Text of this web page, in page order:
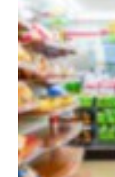
SAZO(사조)의 사용법, 자세히 보려면 여
구매대행사이트 추천! 일
Amazon(아마존) 특징 일본 최대 규모의 온라인 쇼핑몰인 아마존에서도
한국 화장품이 계속해서
품목 구성이 한국 화장품
발송이 많아 아마존 프라임
배송비가 저렴한 것이 가장
배송비 한 건의 주문 총액
많습니다. 프라임 회원은 무
아마존에서 한국 화장품 확
라쿠텐 시장 특징 라쿠텐 시장에서도 한국 화장품이 매년 늘어나고
있습니다.
아마존과 마찬가지로 일본
마라톤이나 라쿠텐 슈퍼 세
구매할 수 있는 경우가 많습
5. 현지 분위기: 나의 성향과 맞는 도시는? 도
삶". 인프라가 완벽하고 현
선택입니다. 오사카: "활기차고 정겨운 이웃". 사람들과 소통하기 좋아하고
에너지가 넘치는 환경을 원한다
"여유롭고 조용한 일상". 복
느긋하게 지내고 싶은 분들에게 추천합니다.
고즈넉한 사찰과 골목을 거
적합하지만, 넘치는 관광객
총평: 나에게 맞는 도시 찾기 현대적인 인프라와 다양한
중요하다면? ➡ 도쿄 사람 냄새 나는 시장과 맛있는 음식, 가성비가
중요하다면? ➡ 오사카 가장 저렴한 비용으로 여유로운 생활을 즐기고
싶다면? ➡ 후쿠오카 일본 특유의 전통적인 미학에 푹 빠지고 싶다면? ➡
교토
여러분의 일본 한달살기 드
댓글로 여러분의 계획이나
부엌'이라 불리던 상업 도
교류를 중시하는 상인 정신이 도시
차: 표준어 vs 관서벤(사투리) 도쿄: 표준어를 사용하며 어조가 부
정중합니다. 상대방과 일정
오사카: '관서벤(칸사이벤)'
강하고 리듬감이 있어 감정
예시 비교 도쿄: "そうですね (소데스네 / 그렇네요)" - 정중한 동의 오사카:
"そやな〜！ (소야나 / 그렇지~!)" - 친
방식 도쿄 사람: 타인에게 폐를 끼치지 않는 '메이와쿠(迷惑)' 문화를
최우선으로 합니다. 처음엔
신뢰는 깊고 오래갑니다.
오사카 사람: 개방적이고
시장이나 식당에서도 사장
흔합니다. 모르는 사람에게
'따뜻한 오지랖'이 특징입니다. 4. 돈을 쓰는 법: 품격 vs 가성비 두